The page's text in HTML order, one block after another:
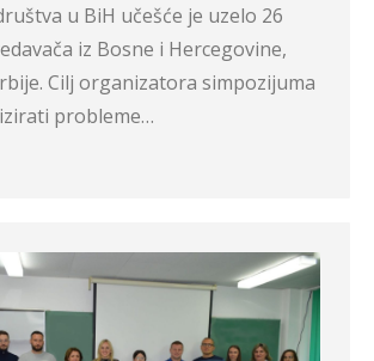
u BiH učešće je uzelo 26
iz Bosne i Hercegovine,
Cilj organizatora simpozijuma
probleme…